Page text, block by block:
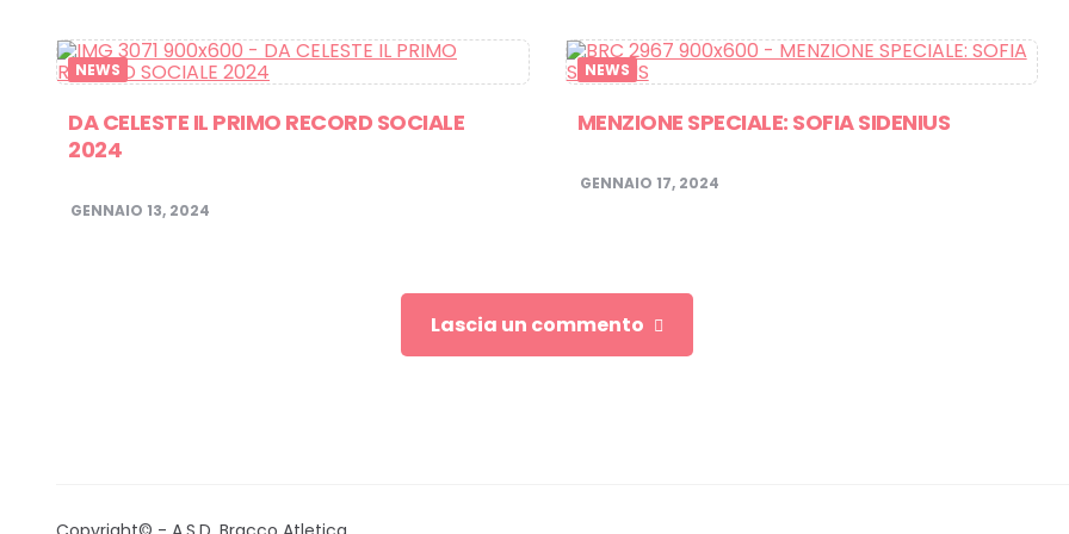
NEWS
DA CELESTE IL PRIMO RECORD SOCIALE
2024
GENNAIO 13, 2024
NEWS
MENZIONE SPECIALE: SOFIA SIDENIUS
GENNAIO 17, 2024
Lascia un commento